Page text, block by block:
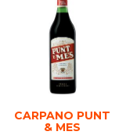
CARPANO PUNT
& MES